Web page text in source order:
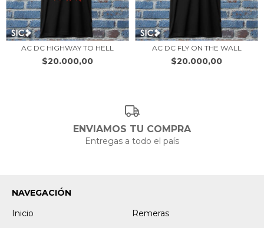
AC DC HIGHWAY TO HELL
$20.000,00
AC DC FLY ON THE WALL
$20.000,00
ENVIAMOS TU COMPRA
Entregas a todo el país
NAVEGACIÓN
Inicio
Remeras